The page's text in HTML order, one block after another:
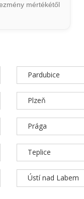
mértékétől
Pardubice
Plzeň
Prága
Teplice
Ústí nad Labem